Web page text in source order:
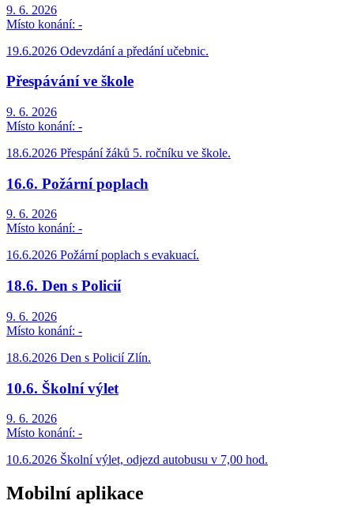
9. 6. 2026
Místo konání: -
19.6.2026 Odevzdání a předání učebnic.
Přespávání ve škole
9. 6. 2026
Místo konání: -
18.6.2026 Přespání žáků 5. ročníku ve škole.
16.6. Požární poplach
9. 6. 2026
Místo konání: -
16.6.2026 Požární poplach s evakuací.
18.6. Den s Policií
9. 6. 2026
Místo konání: -
18.6.2026 Den s Policií Zlín.
10.6. Školní výlet
9. 6. 2026
Místo konání: -
10.6.2026 Školní výlet, odjezd autobusu v 7,00 hod.
Mobilní aplikace